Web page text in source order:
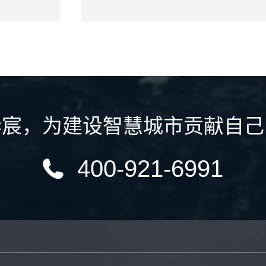
， 为建设智慧城市贡献自
400-921-6991